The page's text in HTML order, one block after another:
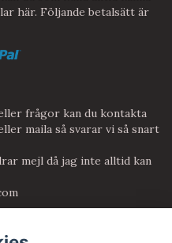
här. Följande betalsätt är
frågor kan du kontakta
maila så svarar vi så snart
mejl då jag inte alltid kan